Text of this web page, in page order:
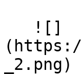
(https://
_2.png)